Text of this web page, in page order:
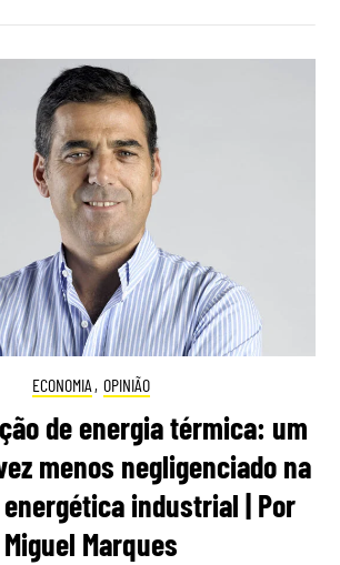
ECONOMIA , OPINIÃO
de energia térmica: um
menos negligenciado na
industrial | Por
Miguel Marques